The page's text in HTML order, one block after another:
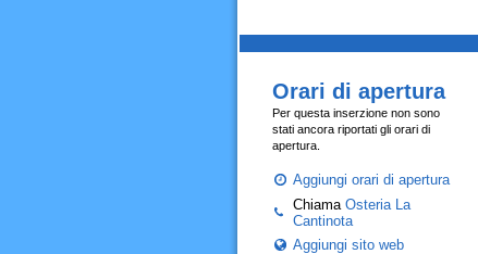
Orari di apertura
Per questa inserzione non sono
stati ancora riportati gli orari di
apertura.
Aggiungi orari di apertura
Chiama Osteria La
Cantinota
Aggiungi sito web